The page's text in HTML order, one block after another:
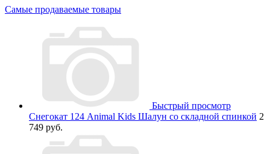
Самые продаваемые товары
Быстрый просмотр
Снегокат 124 Animal Kids Шалун со складной спинкой 2
749 руб.